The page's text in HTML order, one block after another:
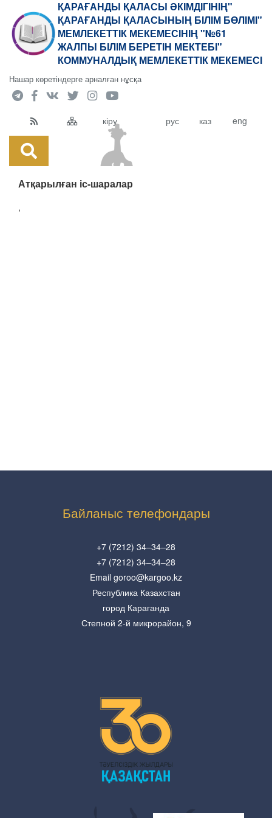
ҚАРАҒАНДЫ ҚАЛАСЫ ӘКІМДІГІНІҢ"
ҚАРАҒАНДЫ ҚАЛАСЫНЫҢ БІЛІМ БӨЛІМІ"
МЕМЛЕКЕТТІК МЕКЕМЕСІНІҢ "№61
ЖАЛПЫ БІЛІМ БЕРЕТІН МЕКТЕБІ"
КОММУНАЛДЫҚ МЕМЛЕКЕТТІК МЕКЕМЕСІ
Нашар көретіндерге арналған нұсқа
кіру рус каз eng
Атқарылған іс-шаралар
,
Байланыс телефондары
+7 (7212) 34–34–28
+7 (7212) 34–34–28
Email goroo@kargoo.kz
Республика Казахстан
город Караганда
Степной 2-й микрорайон, 9